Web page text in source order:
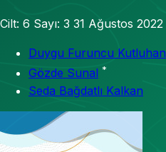
Cilt: 6 Sayı: 3 31 Ağustos 2022
Duygu Furuncu Kutluhan
Gözde Sunal *
Seda Bağdatlı Kalkan